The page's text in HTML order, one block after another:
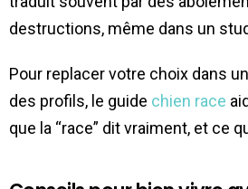
destructions, même dans un
Pour replacer votre choix dans
des profils, le guide chien race
que la “race” dit vraiment, et ce